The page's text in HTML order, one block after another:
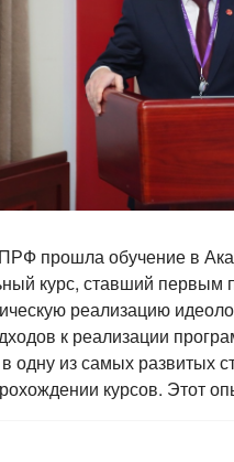
прошла обучение в
курс, ставший
реализацию
к реализации
одну из самых развитых
курсов. Этот